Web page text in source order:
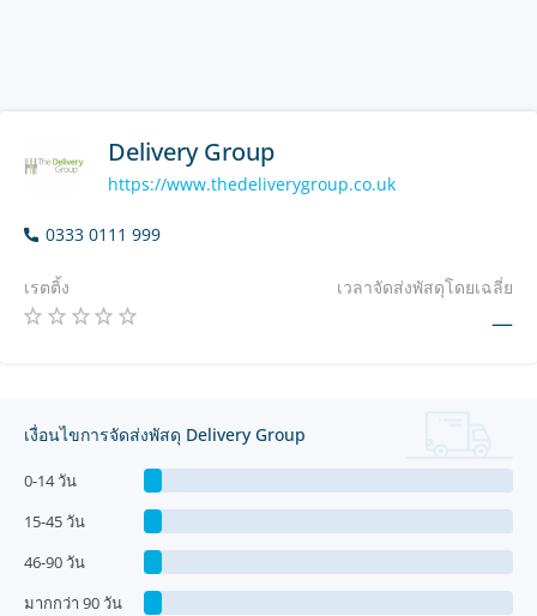
Delivery Group
https://www.thedeliverygroup.co.uk
0333 0111 999
เรตติ้ง เวลาจัดส่งพัสดุโดยเฉลี่ย
—
เงื่อนไขการจัดส่งพัสดุ Delivery Group
0-14 วัน
15-45 วัน
46-90 วัน
มากกว่า 90 วัน